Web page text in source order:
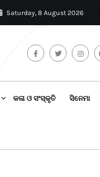
Saturday, 8 August 2026
କଳା ଓ ସଂସ୍କୃତି ସିନେମା